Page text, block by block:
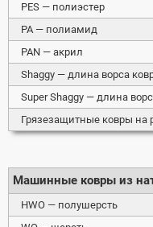
PES — полиэстер
PA — полиамид
PAN — акрил
Shaggy — длина ворса
Super Shaggy — длина
Грязезащитные ковры на
Машинные ковры из
HWO — полушерсть